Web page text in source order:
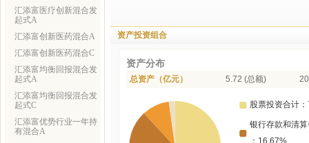
汇添富医疗创新混合发
起式A
汇添富创新医药混合A
汇添富创新医药混合C
汇添富均衡回报混合发
起式A
汇添富均衡回报混合发
起式C
汇添富优势行业一年持
有混合A
资产投资组合
资产分布
总资产（亿元） 5.72 (总额)